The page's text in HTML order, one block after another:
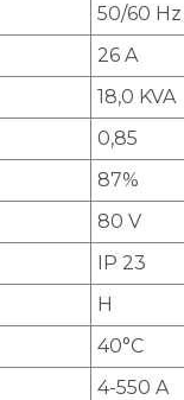
50/60 Hz
26 A
18,0 KVA
0,85
87%
80 V
IP 23
H
40°C
4-550 A